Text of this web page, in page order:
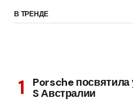
В ТРЕНДЕ
Porsche посвятила
S Австралии